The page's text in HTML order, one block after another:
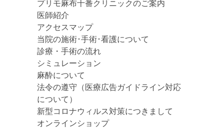
プリモ麻布十番クリニックのご案内
医師紹介
アクセスマップ
当院の施術･手術･看護について
診療・手術の流れ
シミュレーション
麻酔について
法令の遵守（医療広告ガイドライン対応
について）
新型コロナウィルス対策につきまして
オンラインショップ